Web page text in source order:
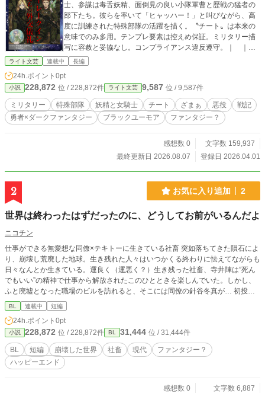
士、参謀は毒舌妖精、面倒見の良い小隊軍曹と歴戦の猛者の
部下たち。彼らを率いて「ヒャッハー！」と叫びながら、高
度に訓練された特殊部隊の活躍を描く。〝チート〟は本来の
意味でのみ多用。テンプレ要素は控えめ保証。ミリタリー描
写に容赦と妥協なし。コンプライアンス違反遵守。｜ ｜
｜ ｜ ｜ ｜ ｜ ｜ ｜ ｜ ｜ ｜ ｜ ｜ ｜
人。隊長らしく練度は高いがヒャッハーをしがちな大尉。 ソ
フィア・エインセル 20歳(年齢詐称)。妖精の少女。ヨハンに
脅迫されて軍属の准尉となる。毒舌。 ミリアム・フォン・シ
メオン 17歳。良家の才媛で巨乳の女騎士の新任少尉。運悪く
副官に抜擢された。 シニア(ジョン・デイビッド・サイガン)
丈夫。 部下たち 26人の荒くれ者(お嬢さん)たち。専門技能を
身に着けた歴戦の猛者たち。 ルートヴィヒ・フォン・ゼブル
の司令官。苦労人の大佐。 バンジョウ 150歳。ベテランの大
型輸送飛竜。ハーキュリーズ級。空軍からの与力。 リョーエ
ッグ中隊の隊長。 マイア・フォン・エフライム 2000歳(？)。
姫〟を継ぐ。ヨハンの双子の妹。 サムエル 100歳(？)。魔界
の貴公子で褐色肌の美少年。時には強敵、時には平和の使
者。 ジェネラル 2歳(推定)。猫。
ライト文芸 連載中 長編
24h.ポイント 0pt
小説 228,872 位 / 228,872件 ライト文芸 9,587 位 / 9,587件
ミリタリー 特殊部隊 妖精と女騎士 チート ざまぁ 悪役
戦記
勇者×ダークファンタジー
ブラックユーモア ファンタジー？
感想数 0
文字数 159,937
最終更新日 2026.08.07
登録日 2026.04.01
2 お気に入り追加 2
世界は終わったはずだったのに、どうしてお前がいるんだよ
ニコチン
仕事ができる無愛想な同僚×テキトーに生きている社畜 突如落ちてきた隕石によ
り、崩壊し荒廃した地球。生き残れた人々はいつかくる終わりに怯えてながらも
日々なんとか生きている。運良く（運悪く？）生き残った社畜、寺井陣は”死ん
でもいい”の精神で仕事から解放されたこのひとときを楽しんでいた。しかし、
ふと廃墟となった職場のビルを訪れると、そこには同僚の針谷冬真が… 初投
稿。見切り発車なので続くかはわかりませんがよろしくおねがいします。全然不
定期投稿でした。0時更新。
BL 連載中 短編
24h.ポイント 0pt
小説 228,872 位 / 228,872件 BL 31,444 位 / 31,444件
BL 短編 崩壊した世界 社畜 現代
ファンタジー？
ハッピーエンド
感想数 0
文字数 6,887